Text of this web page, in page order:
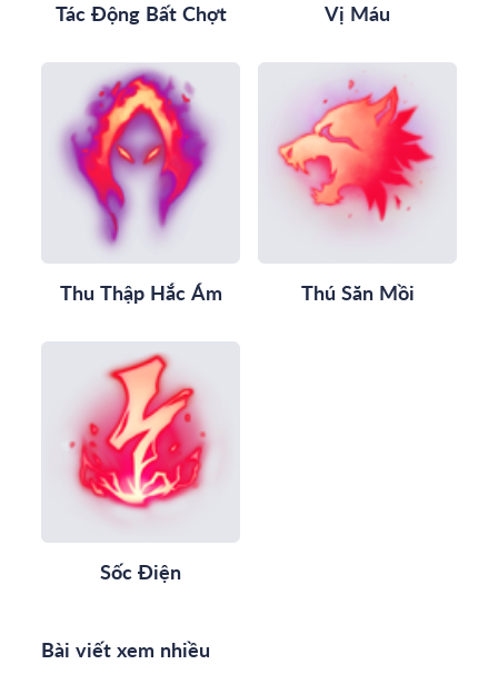
Tác Động Bất Chợt Vị Máu
Thu Thập Hắc Ám Thú Săn Mồi
Sốc Điện
Bài viết xem nhiều